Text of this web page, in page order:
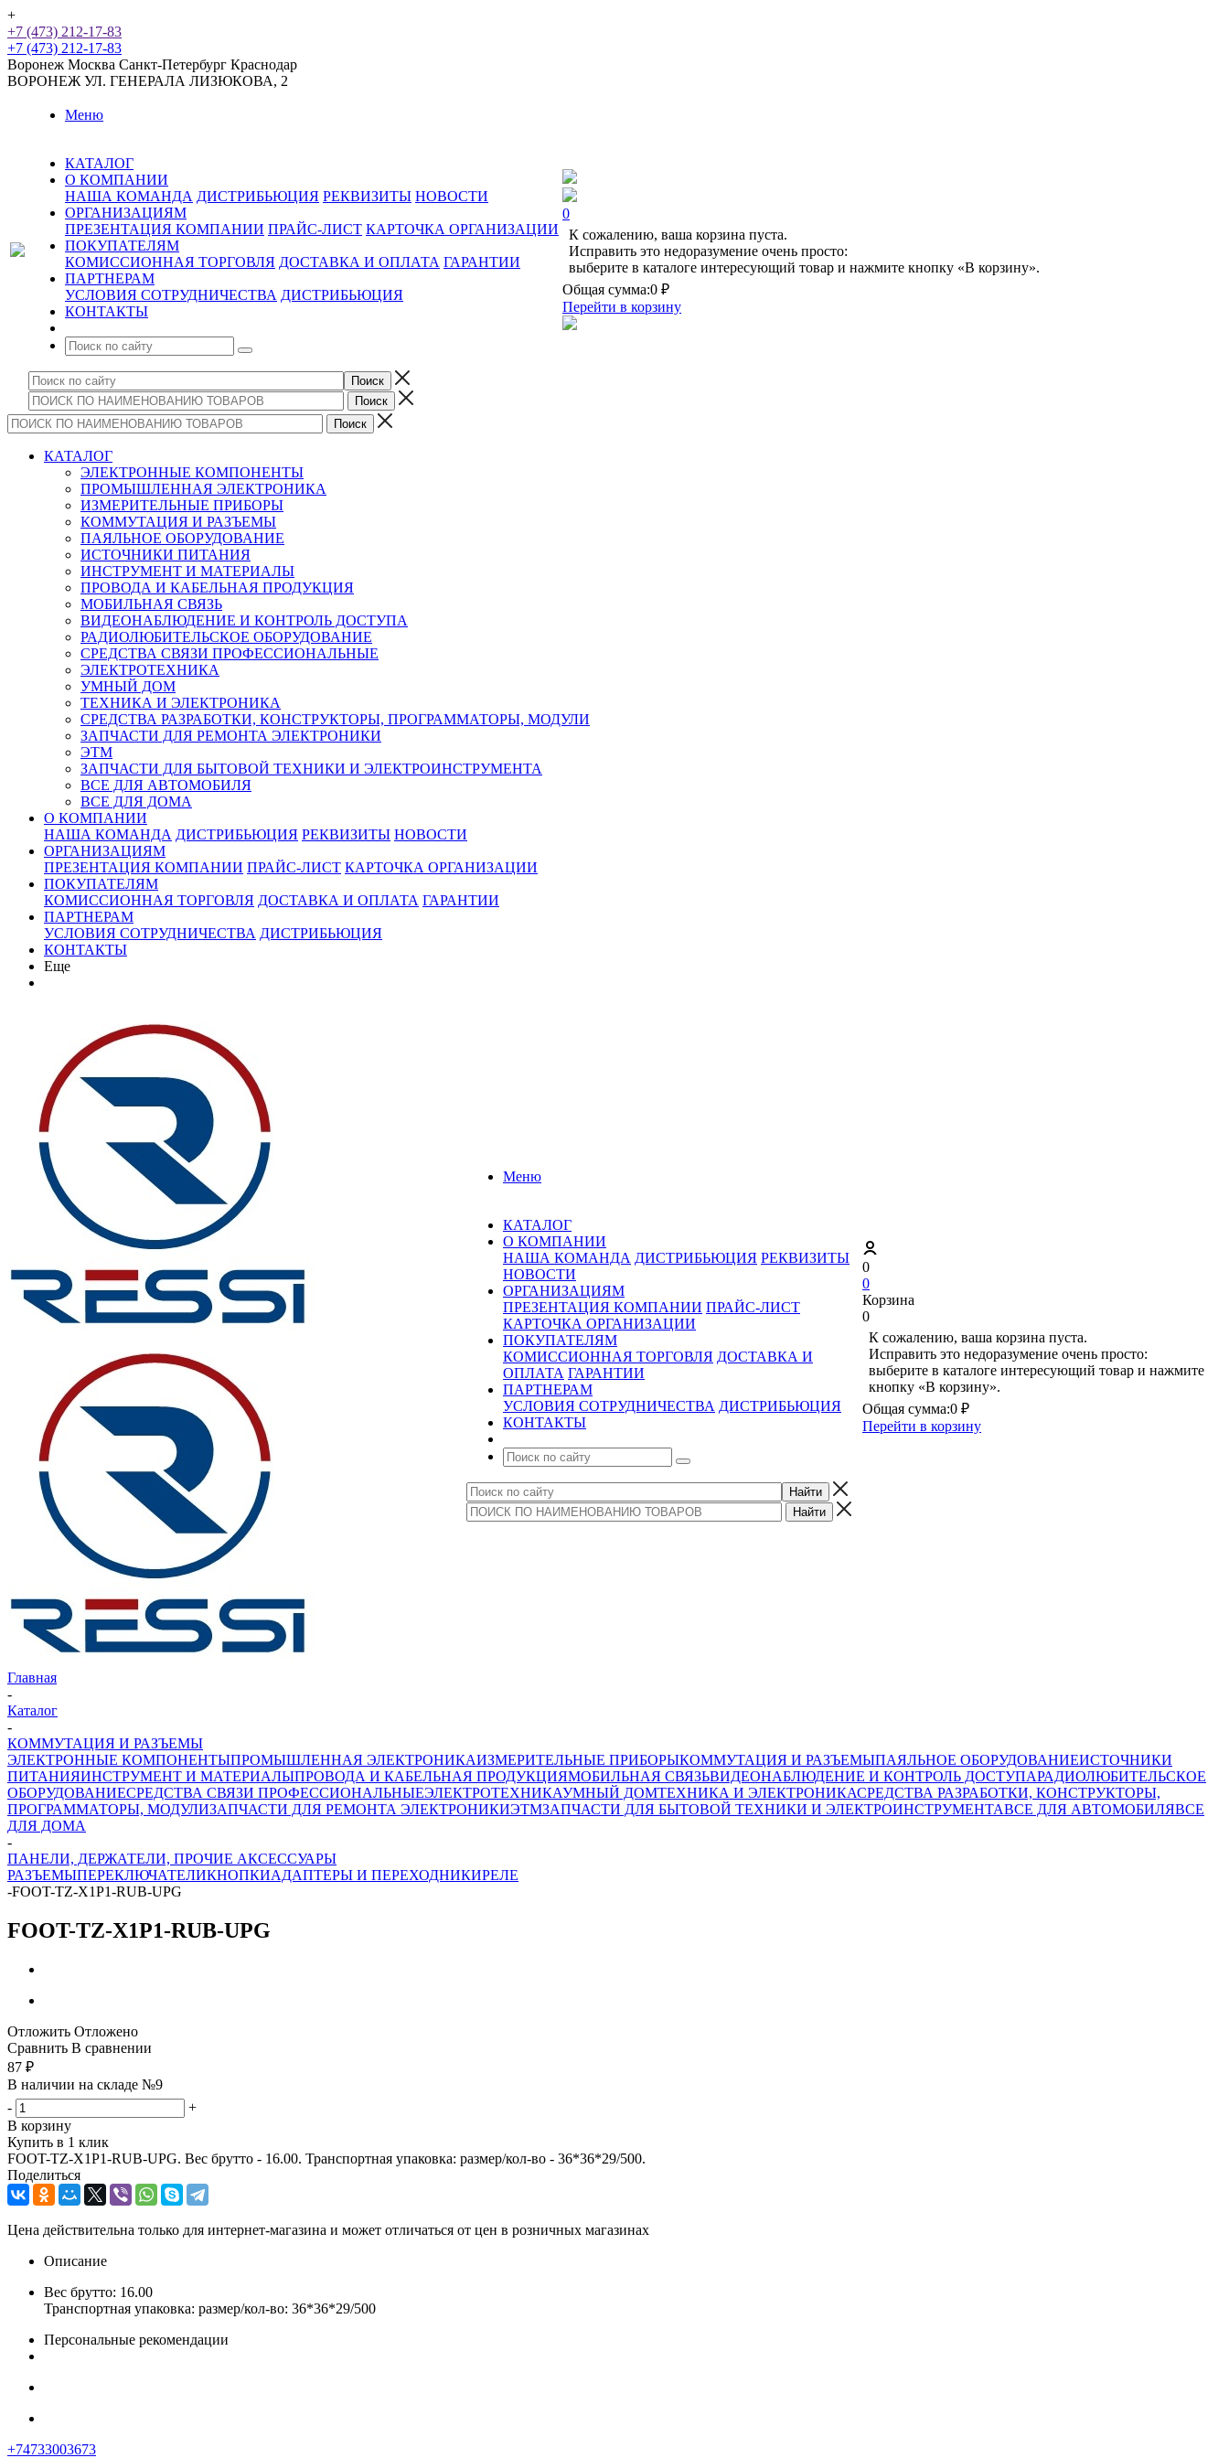
+
+7 (473) 212-17-83
+7 (473) 212-17-83
Воронеж Москва Санкт-Петербург Краснодар
ВОРОНЕЖ УЛ. ГЕНЕРАЛА ЛИЗЮКОВА, 2
Меню
КАТАЛОГ
О КОМПАНИИ
НАША КОМАНДА ДИСТРИБЬЮЦИЯ РЕКВИЗИТЫ НОВОСТИ
ОРГАНИЗАЦИЯМ
ПРЕЗЕНТАЦИЯ КОМПАНИИ ПРАЙС-ЛИСТ КАРТОЧКА ОРГАНИЗАЦИИ
ПОКУПАТЕЛЯМ
КОМИССИОННАЯ ТОРГОВЛЯ ДОСТАВКА И ОПЛАТА ГАРАНТИИ
ПАРТНЕРАМ
УСЛОВИЯ СОТРУДНИЧЕСТВА ДИСТРИБЬЮЦИЯ
КОНТАКТЫ
0
К сожалению, ваша корзина пуста.
Исправить это недоразумение очень просто:
выберите в каталоге интересующий товар и нажмите кнопку «В корзину».
Общая сумма:0 ₽
Перейти в корзину
КАТАЛОГ
ЭЛЕКТРОННЫЕ КОМПОНЕНТЫ
ПРОМЫШЛЕННАЯ ЭЛЕКТРОНИКА
ИЗМЕРИТЕЛЬНЫЕ ПРИБОРЫ
КОММУТАЦИЯ И РАЗЪЕМЫ
ПАЯЛЬНОЕ ОБОРУДОВАНИЕ
ИСТОЧНИКИ ПИТАНИЯ
ИНСТРУМЕНТ И МАТЕРИАЛЫ
ПРОВОДА И КАБЕЛЬНАЯ ПРОДУКЦИЯ
МОБИЛЬНАЯ СВЯЗЬ
ВИДЕОНАБЛЮДЕНИЕ И КОНТРОЛЬ ДОСТУПА
РАДИОЛЮБИТЕЛЬСКОЕ ОБОРУДОВАНИЕ
СРЕДСТВА СВЯЗИ ПРОФЕССИОНАЛЬНЫЕ
ЭЛЕКТРОТЕХНИКА
УМНЫЙ ДОМ
ТЕХНИКА И ЭЛЕКТРОНИКА
СРЕДСТВА РАЗРАБОТКИ, КОНСТРУКТОРЫ, ПРОГРАММАТОРЫ, МОДУЛИ
ЗАПЧАСТИ ДЛЯ РЕМОНТА ЭЛЕКТРОНИКИ
ЭТМ
ЗАПЧАСТИ ДЛЯ БЫТОВОЙ ТЕХНИКИ И ЭЛЕКТРОИНСТРУМЕНТА
ВСЕ ДЛЯ АВТОМОБИЛЯ
ВСЕ ДЛЯ ДОМА
О КОМПАНИИ
НАША КОМАНДА ДИСТРИБЬЮЦИЯ РЕКВИЗИТЫ НОВОСТИ
ОРГАНИЗАЦИЯМ
ПРЕЗЕНТАЦИЯ КОМПАНИИ ПРАЙС-ЛИСТ КАРТОЧКА ОРГАНИЗАЦИИ
ПОКУПАТЕЛЯМ
КОМИССИОННАЯ ТОРГОВЛЯ ДОСТАВКА И ОПЛАТА ГАРАНТИИ
ПАРТНЕРАМ
УСЛОВИЯ СОТРУДНИЧЕСТВА ДИСТРИБЬЮЦИЯ
КОНТАКТЫ
Еще
Меню
КАТАЛОГ
О КОМПАНИИ
НАША КОМАНДА ДИСТРИБЬЮЦИЯ РЕКВИЗИТЫ
НОВОСТИ
ОРГАНИЗАЦИЯМ
ПРЕЗЕНТАЦИЯ КОМПАНИИ ПРАЙС-ЛИСТ
КАРТОЧКА ОРГАНИЗАЦИИ
ПОКУПАТЕЛЯМ
КОМИССИОННАЯ ТОРГОВЛЯ ДОСТАВКА И
ОПЛАТА ГАРАНТИИ
ПАРТНЕРАМ
УСЛОВИЯ СОТРУДНИЧЕСТВА ДИСТРИБЬЮЦИЯ
КОНТАКТЫ
0
0
Корзина
0
К сожалению, ваша корзина пуста.
Исправить это недоразумение очень просто:
выберите в каталоге интересующий товар и нажмите
кнопку «В корзину».
Общая сумма:0 ₽
Перейти в корзину
Главная
-
Каталог
-
КОММУТАЦИЯ И РАЗЪЕМЫ
ЭЛЕКТРОННЫЕ КОМПОНЕНТЫПРОМЫШЛЕННАЯ ЭЛЕКТРОНИКАИЗМЕРИТЕЛЬНЫЕ ПРИБОРЫКОММУТАЦИЯ И РАЗЪЕМЫПАЯЛЬНОЕ ОБОРУДОВАНИЕИСТОЧНИКИ
ПИТАНИЯИНСТРУМЕНТ И МАТЕРИАЛЫПРОВОДА И КАБЕЛЬНАЯ ПРОДУКЦИЯМОБИЛЬНАЯ СВЯЗЬВИДЕОНАБЛЮДЕНИЕ И КОНТРОЛЬ ДОСТУПАРАДИОЛЮБИТЕЛЬСКОЕ
ОБОРУДОВАНИЕСРЕДСТВА СВЯЗИ ПРОФЕССИОНАЛЬНЫЕЭЛЕКТРОТЕХНИКАУМНЫЙ ДОМТЕХНИКА И ЭЛЕКТРОНИКАСРЕДСТВА РАЗРАБОТКИ, КОНСТРУКТОРЫ,
ПРОГРАММАТОРЫ, МОДУЛИЗАПЧАСТИ ДЛЯ РЕМОНТА ЭЛЕКТРОНИКИЭТМЗАПЧАСТИ ДЛЯ БЫТОВОЙ ТЕХНИКИ И ЭЛЕКТРОИНСТРУМЕНТАВСЕ ДЛЯ АВТОМОБИЛЯВСЕ
ДЛЯ ДОМА
-
ПАНЕЛИ, ДЕРЖАТЕЛИ, ПРОЧИЕ АКСЕССУАРЫ
РАЗЪЕМЫПЕРЕКЛЮЧАТЕЛИКНОПКИАДАПТЕРЫ И ПЕРЕХОДНИКИРЕЛЕ
-FOOT-TZ-X1P1-RUB-UPG
FOOT-TZ-X1P1-RUB-UPG
Отложить Отложено
Сравнить В сравнении
87 ₽
В наличии на складе №9
-
+
В корзину
Купить в 1 клик
FOOT-TZ-X1P1-RUB-UPG. Вес брутто - 16.00. Транспортная упаковка: размер/кол-во - 36*36*29/500.
Поделиться
Цена действительна только для интернет-магазина и может отличаться от цен в розничных магазинах
Описание
Вес брутто: 16.00
Транспортная упаковка: размер/кол-во: 36*36*29/500
Персональные рекомендации
+74733003673